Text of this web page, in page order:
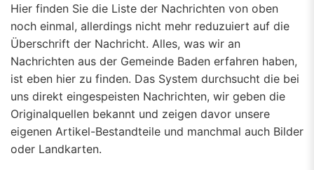
Hier finden Sie die Liste der Nachrichten von oben
noch einmal, allerdings nicht mehr reduzuiert auf die
Überschrift der Nachricht. Alles, was wir an
Nachrichten aus der Gemeinde Baden erfahren haben,
ist eben hier zu finden. Das System durchsucht die bei
uns direkt eingespeisten Nachrichten, wir geben die
Originalquellen bekannt und zeigen davor unsere
eigenen Artikel-Bestandteile und manchmal auch Bilder
oder Landkarten.